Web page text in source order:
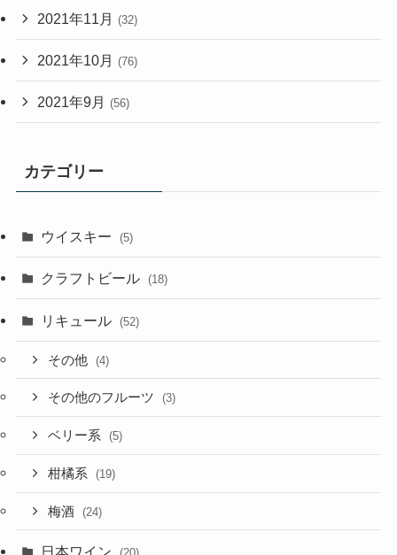
2021年11月 (32)
2021年10月 (76)
2021年9月 (56)
カテゴリー
ウイスキー (5)
クラフトビール (18)
リキュール (52)
その他 (4)
その他のフルーツ (3)
ベリー系 (5)
柑橘系 (19)
梅酒 (24)
日本ワイン (20)